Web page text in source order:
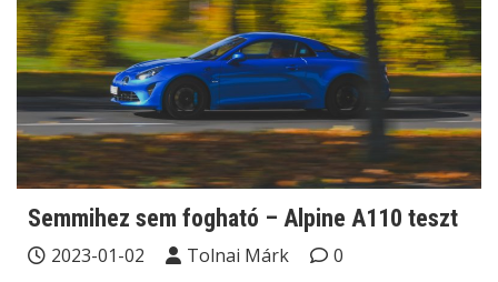
Semmihez sem fogható – Alpine A110 teszt
2023-01-02 Tolnai Márk
0